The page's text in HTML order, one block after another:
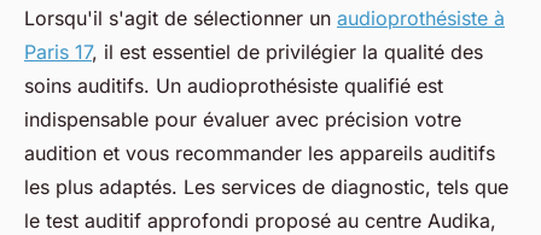
Lorsqu'il s'agit de sélectionner un audioprothésiste à
Paris 17, il est essentiel de privilégier la qualité des
soins auditifs. Un audioprothésiste qualifié est
indispensable pour évaluer avec précision votre
audition et vous recommander les appareils auditifs
les plus adaptés. Les services de diagnostic, tels que
le test auditif approfondi proposé au centre Audika,